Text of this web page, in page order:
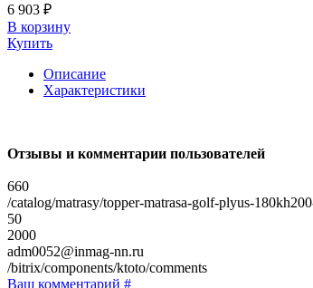
6 903 ₽
В корзину
Купить
Описание
Характеристики
Отзывы и комментарии пользователей
660
/catalog/matrasy/topper-matrasa-golf-plyus-
50
2000
adm0052@inmag-nn.ru
/bitrix/components/ktoto/comments
Ваш комментарий #